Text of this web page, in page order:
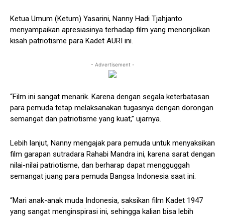
Ketua Umum (Ketum) Yasarini, Nanny Hadi Tjahjanto
menyampaikan apresiasinya terhadap film yang menonjolkan
kisah patriotisme para Kadet AURI ini.
- Advertisement -
“Film ini sangat menarik. Karena dengan segala keterbatasan
para pemuda tetap melaksanakan tugasnya dengan dorongan
semangat dan patriotisme yang kuat,” ujarnya.
Lebih lanjut, Nanny mengajak para pemuda untuk menyaksikan
film garapan sutradara Rahabi Mandra ini, karena sarat dengan
nilai-nilai patriotisme, dan berharap dapat mengguggah
semangat juang para pemuda Bangsa Indonesia saat ini.
“Mari anak-anak muda Indonesia, saksikan film Kadet 1947
yang sangat menginspirasi ini, sehingga kalian bisa lebih